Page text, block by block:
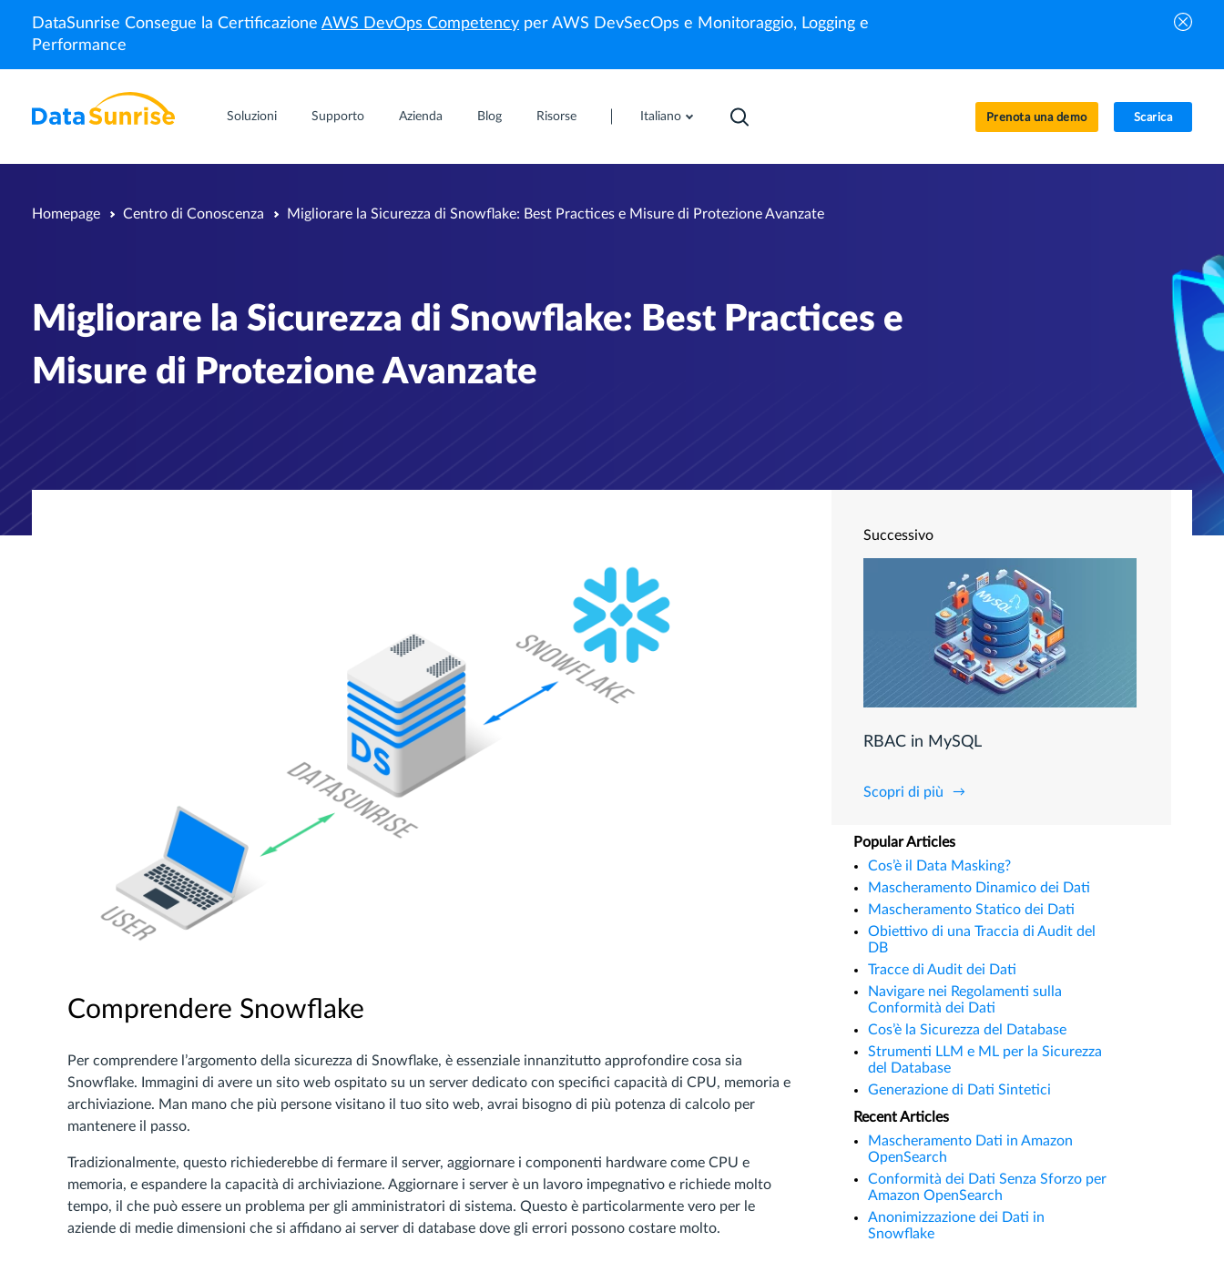
DataSunrise Consegue la Certificazione AWS DevOps Competency per AWS DevSecOps e Monitoraggio, Logging e
Performance
Soluzioni Supporto Azienda Blog Risorse Italiano Prenota una demo Scarica
Homepage Centro di Conoscenza Migliorare la Sicurezza di Snowflake: Best Practices e Misure di Protezione Avanzate
Migliorare la Sicurezza di Snowflake: Best Practices e
Misure di Protezione Avanzate
Comprendere Snowflake
Per comprendere l’argomento della sicurezza di Snowflake, è essenziale innanzitutto approfondire cosa sia
Snowflake. Immagini di avere un sito web ospitato su un server dedicato con specifici capacità di CPU, memoria e
archiviazione. Man mano che più persone visitano il tuo sito web, avrai bisogno di più potenza di calcolo per
mantenere il passo.
Tradizionalmente, questo richiederebbe di fermare il server, aggiornare i componenti hardware come CPU e
memoria, e espandere la capacità di archiviazione. Aggiornare i server è un lavoro impegnativo e richiede molto
tempo, il che può essere un problema per gli amministratori di sistema. Questo è particolarmente vero per le
aziende di medie dimensioni che si affidano ai server di database dove gli errori possono costare molto.
Successivo
RBAC in MySQL
Scopri di più
Popular Articles
Cos’è il Data Masking?
Mascheramento Dinamico dei Dati
Mascheramento Statico dei Dati
Obiettivo di una Traccia di Audit del
DB
Tracce di Audit dei Dati
Navigare nei Regolamenti sulla
Conformità dei Dati
Cos’è la Sicurezza del Database
Strumenti LLM e ML per la Sicurezza
del Database
Generazione di Dati Sintetici
Recent Articles
Mascheramento Dati in Amazon
OpenSearch
Conformità dei Dati Senza Sforzo per
Amazon OpenSearch
Anonimizzazione dei Dati in
Snowflake